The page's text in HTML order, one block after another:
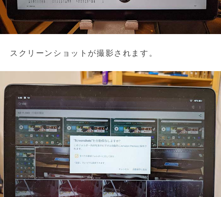
スクリーンショットが撮影されます。